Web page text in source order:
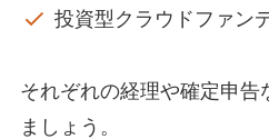
投資型クラウドファン
それぞれの経理や確定申告
ましょう。